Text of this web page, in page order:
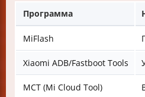
Программа
MiFlash
Xiaomi ADB/Fastboot Tools
MCT (Mi Cloud Tool)